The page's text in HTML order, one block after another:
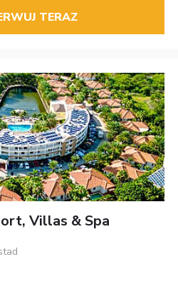
TERAZ
Villas & Spa